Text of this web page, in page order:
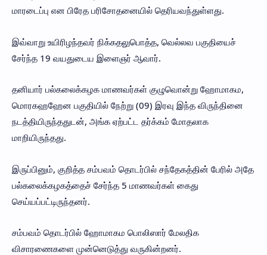
மாரடைப்பு என பிரேத பரிசோதனையில் தெரியவந்துள்ளது.
இவ்வாறு உயிரிழந்தவர் நிக்கதலுபொத்த, வெல்லவ பகுதியைச்
சேர்ந்த 19 வயதுடைய இளைஞர் ஆவார்.
தனியார் பல்கலைக்கழக மாணவர்கள் குழுவொன்று ஹோமாகம,
மொரகஹஹேன பகுதியில் நேற்று (09) இரவு இந்த விருந்தினை
நடத்தியிருந்ததுடன், அங்க ஏற்பட்ட தர்க்கம் மோதலாக
மாறியிருந்தது.
இருப்பினும், குறித்த சம்பவம் தொடர்பில் சந்தேகத்தின் பேரில் அதே
பல்கலைக்கழகத்தைச் சேர்ந்த 5 மாணவர்கள் கைது
செய்யப்பட்டிருந்தனர்.
சம்பவம் தொடர்பில் ஹோமாகம பொலிஸார் மேலதிக
விசாரணைகளை முன்னெடுத்து வருகின்றனர்.